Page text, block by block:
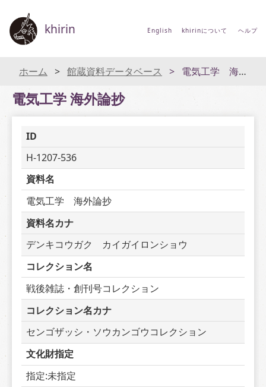
khirin English khirinについて ヘルプ
ホーム 館蔵資料データベース 電気工学 海外論抄
電気工学 海外論抄
ID
H-1207-536
資料名
電気工学　海外論抄
資料名カナ
デンキコウガク　カイガイロンショウ
コレクション名
戦後雑誌・創刊号コレクション
コレクション名カナ
センゴザッシ・ソウカンゴウコレクション
文化財指定
指定:未指定